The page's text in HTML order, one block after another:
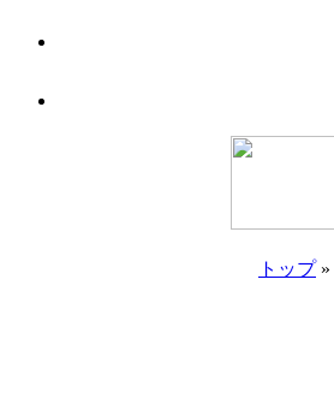
トップ»